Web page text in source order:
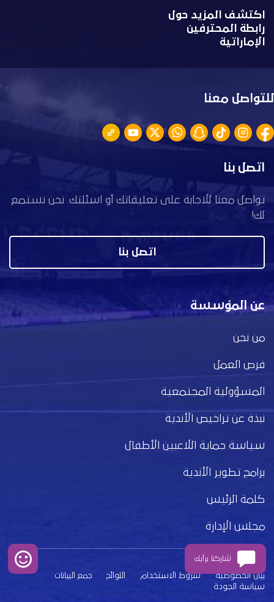
اكتشف المزيد حول
رابطة المحترفين
الإماراتية
للتواصل معنا
اتصل بنا
تواصل معنا للاجابة على تعليقاتك أو اسئلتك. نحن نستمع
لك!
اتصل بنا
عن المؤسسة
من نحن
فرص العمل
المسؤولية المجتمعية
نبذة عن تراخيص الأندية
سياسة حماية اللاعبين الأطفال
برامج تطوير الأندية
كلمة الرئيس
مجلس الإدارة
بيان الخصوصية شروط الاستخدام اللوائح
جمع البيانات
سياسة الجودة
شاركنا برأيك